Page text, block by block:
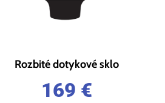
Rozbité dotykové sklo
169 €